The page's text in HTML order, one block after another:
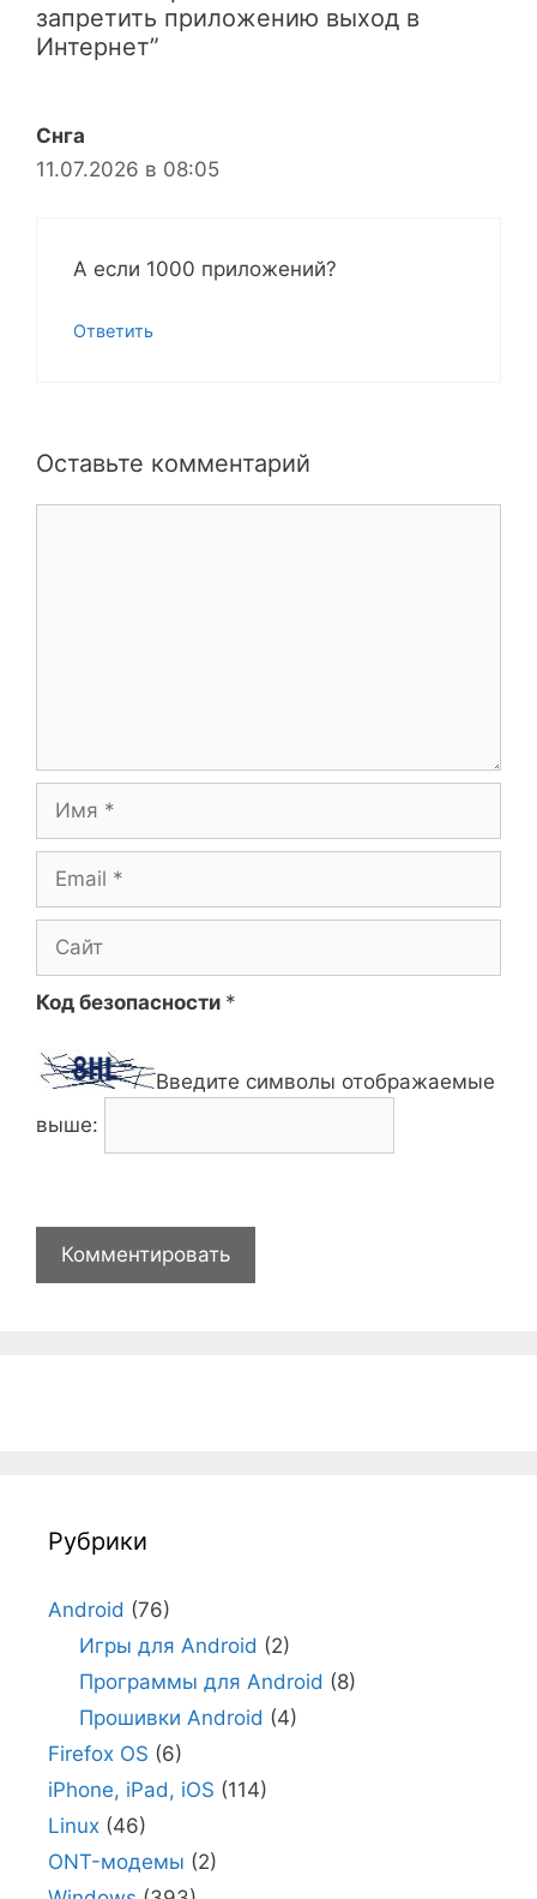
запретить приложению выход в
Интернет”
Снга
11.07.2026 в 08:05
А если 1000 приложений?
Ответить
Оставьте комментарий
Имя
Email
Сайт
Код безопасности *
Введите символы отображаемые
выше:
Рубрики
Android (76)
Игры для Android (2)
Программы для Android (8)
Прошивки Android (4)
Firefox OS (6)
iPhone, iPad, iOS (114)
Linux (46)
ONT-модемы (2)